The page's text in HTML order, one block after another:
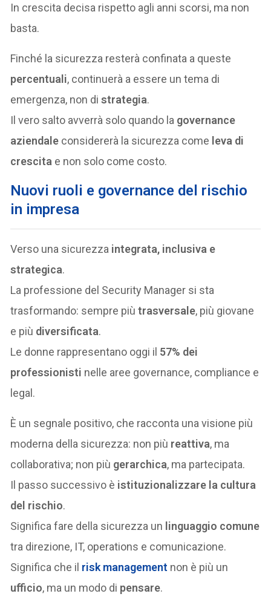
In crescita decisa rispetto agli anni scorsi, ma non
basta.
Finché la sicurezza resterà confinata a queste
percentuali, continuerà a essere un tema di
emergenza, non distrategia.
Il vero salto avverrà solo quando la governance
aziendale considererà la sicurezza come leva di
crescita e non solo come costo.
Nuovi ruoli e governance del rischio
in impresa
Verso una sicurezza integrata, inclusiva e
strategica.
La professione del Security Manager si sta
trasformando: sempre piùtrasversale, più giovane
e più diversificata.
Le donne rappresentano oggi il 57% dei
professionisti nelle aree governance, compliance e
legal.
È un segnale positivo, che racconta una visione più
moderna della sicurezza: non più reattiva, ma
collaborativa; non più gerarchica, ma partecipata.
Il passo successivo è istituzionalizzare la cultura
del rischio.
Significa fare della sicurezza un linguaggio comune
tra direzione, IT, operations e comunicazione.
Significa che il risk management non è più un
ufficio, ma un modo di pensare.